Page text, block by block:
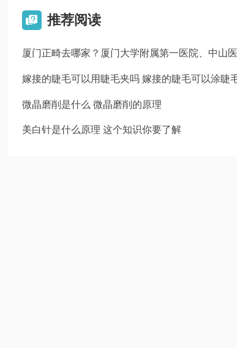
 推荐阅读
嫁接的睫毛可以用睫毛夹吗 嫁接的睫毛可以涂睫
微晶磨削是什么 微晶磨削的原理
美白针是什么原理 这个知识你要了解